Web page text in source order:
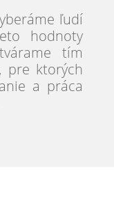
ľudí
hodnoty
tím
pre ktorých
a práca